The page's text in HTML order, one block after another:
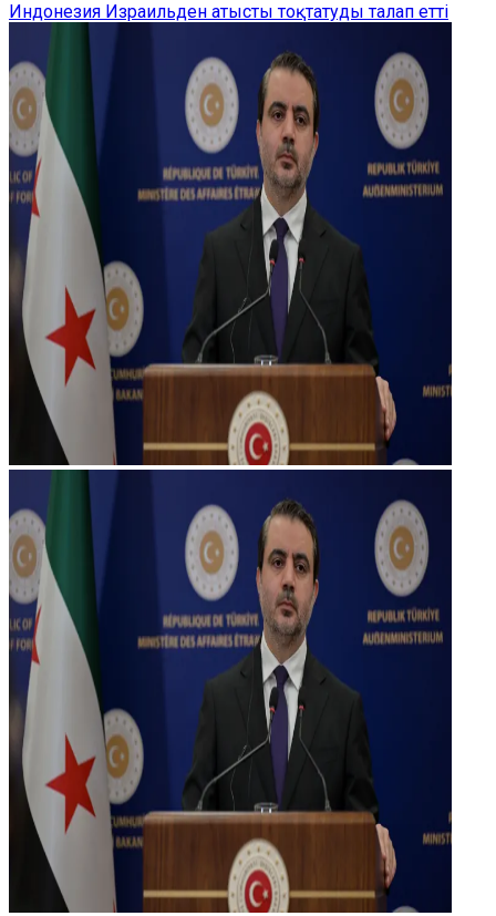
Индонезия Израильден атысты тоқтатуды талап етті